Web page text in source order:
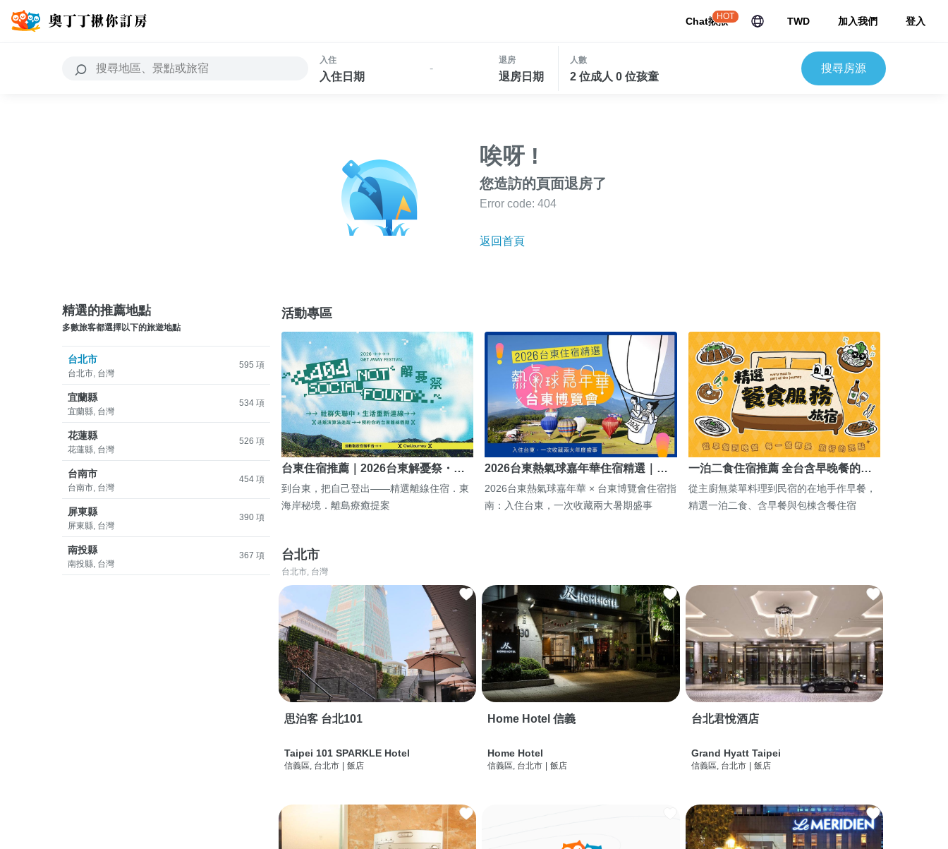
Chat揪揪
HOT TWD 加入我們 登入
入住
入住日期
-
退房
退房日期
人數
2 位成人 0 位孩童
搜尋房源
唉呀 !
您造訪的頁面退房了
Error code: 404
返回首頁
精選的推薦地點
多數旅客都選擇以下的旅遊地點
台北市
台北市, 台灣
595 項
宜蘭縣
宜蘭縣, 台灣
534 項
花蓮縣
花蓮縣, 台灣
526 項
台南市
台南市, 台灣
454 項
屏東縣
屏東縣, 台灣
390 項
南投縣
南投縣, 台灣
367 項
活動專區
台東住宿推薦｜2026台東解憂祭・…
到台東，把自己登出——精選離線住宿．東
海岸秘境．離島療癒提案
2026台東熱氣球嘉年華住宿精選｜…
2026台東熱氣球嘉年華 × 台東博覽會住宿指
南：入住台東，一次收藏兩大暑期盛事
一泊二食住宿推薦 全台含早晚餐的…
從主廚無菜單料理到民宿的在地手作早餐，
精選一泊二食、含早餐與包棟含餐住宿
台北市
台北市, 台灣
思泊客 台北101
Taipei 101 SPARKLE Hotel
信義區, 台北市 飯店
Home Hotel 信義
Home Hotel
信義區, 台北市 飯店
台北君悅酒店
Grand Hyatt Taipei
信義區, 台北市 飯店